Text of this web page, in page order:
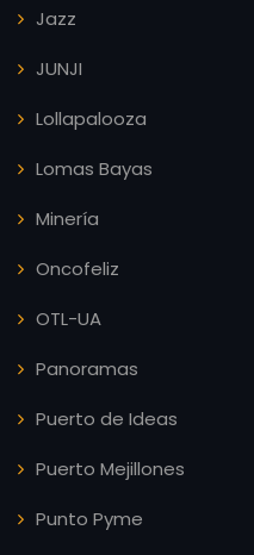
Jazz
JUNJI
Lollapalooza
Lomas Bayas
Minería
Oncofeliz
OTL-UA
Panoramas
Puerto de Ideas
Puerto Mejillones
Punto Pyme